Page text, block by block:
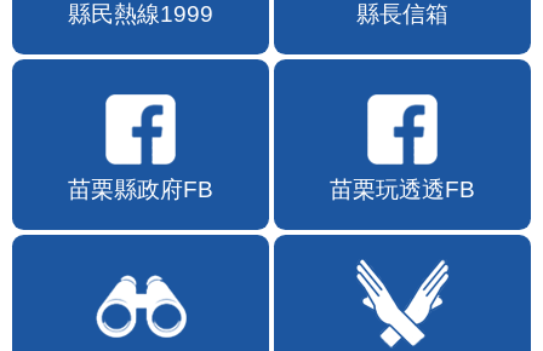
縣民熱線1999 縣長信箱
苗栗縣政府FB 苗栗玩透透FB